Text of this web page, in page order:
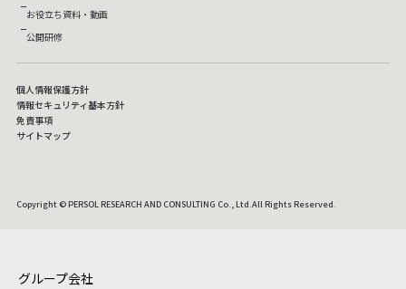
お役立ち資料・動画
公開研修
Copyright © PERSOL RESEARCH AND CONSULTING Co., Ltd.All Rights Reserved.
個人情報保護方針
情報セキュリティ基本方針
免責事項
サイトマップ
グループ会社